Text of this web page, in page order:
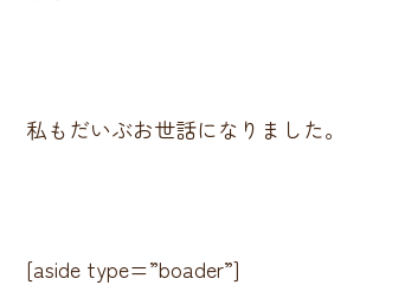
私もだいぶお世話になりました。
[aside type=”boader”]